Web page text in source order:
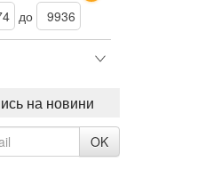
до
на новини
OK